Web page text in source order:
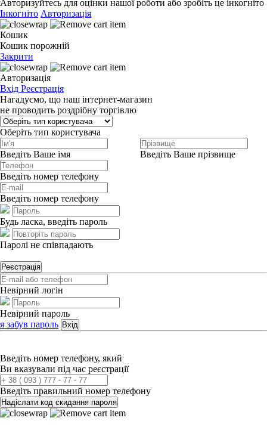
Авторизуйтесь для оцінки нашої роботи або зробіть це інкогніто
Інкогніто Авторизація
Кошик
Кошик порожній
Закрити
Авторизація
Вхід Реєстрація
Нагадуємо, що наш інтернет-магазин
не проводить роздрібну торгівлю
Оберіть тип користувача
Введіть Ваше імя Введіть Ваше прізвище
Введіть номер телефону
Введіть номер телефону
Будь ласка, введіть пароль
Паролі не співпадають
Реєстрація
Невірний логін
Невірний пароль
я забув пароль Вхід
Введіть номер телефону, який
Ви вказували під час реєстрації
Введіть правильний номер телефону
Надіслати код скидання пароля